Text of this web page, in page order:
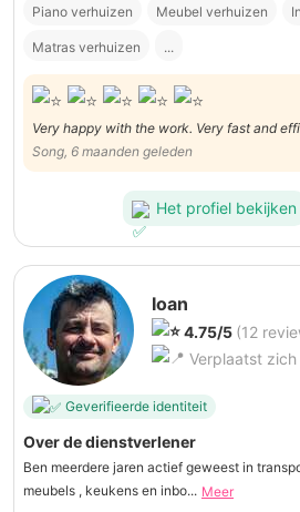
Piano verhuizen Meubel verhuizen
Matras verhuizen ...
Very happy with the work. Very fast and
Song, 6 maanden geleden
Het profiel bekijken
Ioan
4.75/5 (12
Verplaatst
Geverifieerde identiteit
Over de dienstverlener
Ben meerdere jaren actief geweest in
meubels , keukens en inbo... Meer